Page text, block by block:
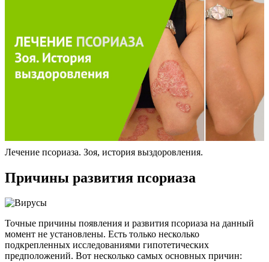
Лечение псориаза. Зоя, история выздоровления.
Причины развития псориаза
Точные причины появления и развития псориаза на данный
момент не установлены. Есть только несколько
подкрепленных исследованиями гипотетических
предположений. Вот несколько самых основных причин: